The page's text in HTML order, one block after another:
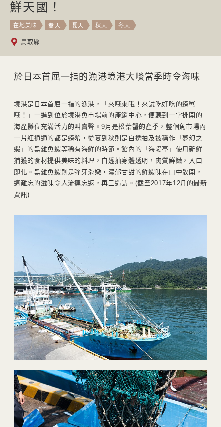
鮮天國！
在地美味 春天 夏天 秋天 冬天
鳥取縣
於日本首屈一指的漁港境港大啖當季時令海味
境港是日本首屈一指的漁港，「來哦來哦！來試吃好吃的螃蟹
哦！」一進到位於境港魚市場前的產銷中心，便聽到一字排開的
海產攤位充滿活力的叫賣聲。9月是松葉蟹的產季，整個魚市場內
一片紅通通的都是螃蟹，從夏到秋則是白透抽及被稱作「夢幻之
蝦」的黑雜魚蝦等稀有海鮮的時節。館內的「海陽亭」使用新鮮
捕獲的食材提供美味的料理，白透抽身體透明，肉質鮮嫩，入口
即化。黑雜魚蝦則是彈牙滑嫩，濃郁甘甜的鮮蝦味在口中散開，
這難忘的滋味令人流連忘返，再三造訪。(截至2017年12月的最新
資訊)